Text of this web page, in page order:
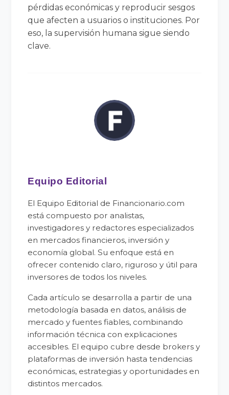
pérdidas económicas y reproducir sesgos
que afecten a usuarios o instituciones. Por
eso, la supervisión humana sigue siendo
clave.
Equipo Editorial
El Equipo Editorial de Financionario.com
está compuesto por analistas,
investigadores y redactores especializados
en mercados financieros, inversión y
economía global. Su enfoque está en
ofrecer contenido claro, riguroso y útil para
inversores de todos los niveles.
Cada artículo se desarrolla a partir de una
metodología basada en datos, análisis de
mercado y fuentes fiables, combinando
información técnica con explicaciones
accesibles. El equipo cubre desde brokers y
plataformas de inversión hasta tendencias
económicas, estrategias y oportunidades en
distintos mercados.